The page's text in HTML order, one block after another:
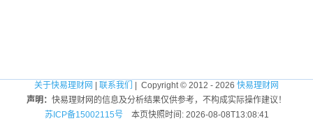
关于快易理财网 联系我们 | Copyright © 2012 - 2026 快易理财网
声明： 快易理财网的信息及分析结果仅供参考，不构成实际操作建议！
苏ICP备15002115号本页快照时间: 2026-08-08T13:08:41